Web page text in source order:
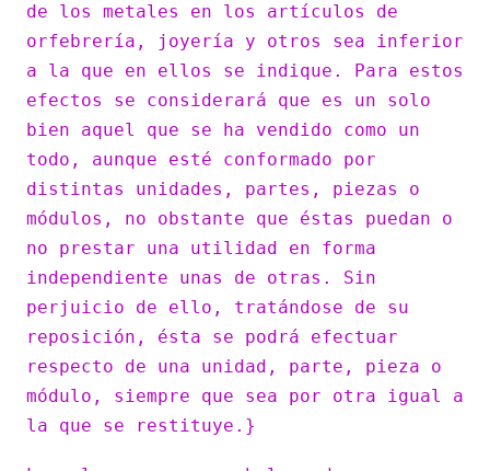
de los metales en los artículos de
orfebrería, joyería y otros sea inferior
a la que en ellos se indique. Para estos
efectos se considerará que es un solo
bien aquel que se ha vendido como un
todo, aunque esté conformado por
distintas unidades, partes, piezas o
módulos, no obstante que éstas puedan o
no prestar una utilidad en forma
independiente unas de otras. Sin
perjuicio de ello, tratándose de su
reposición, ésta se podrá efectuar
respecto de una unidad, parte, pieza o
módulo, siempre que sea por otra igual a
la que se restituye.}